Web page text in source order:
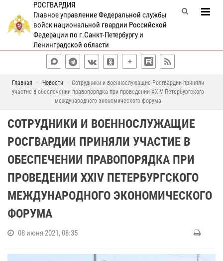
РОСГВАРДИЯ
Главное управление Федеральной службы
войск национальной гвардии Российской
Федерации по г.Санкт-Петербургу и
Ленинградской области
Главная Новости
Сотрудники и военнослужащие Росгвардии приняли
участие в обеспечении правопорядка при проведении XXIV Петербургского
международного экономического форума
СОТРУДНИКИ И ВОЕННОСЛУЖАЩИЕ
РОСГВАРДИИ ПРИНЯЛИ УЧАСТИЕ В
ОБЕСПЕЧЕНИИ ПРАВОПОРЯДКА ПРИ
ПРОВЕДЕНИИ XXIV ПЕТЕРБУРГСКОГО
МЕЖДУНАРОДНОГО ЭКОНОМИЧЕСКОГО
ФОРУМА
08 июня 2021, 08:35